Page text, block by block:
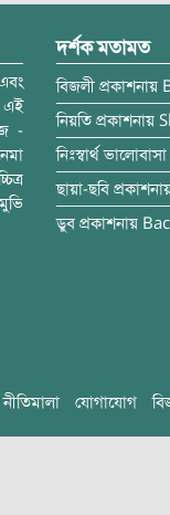
এই
-
দর্শক মতামত
বিজলী প্রকাশনায়
নিয়তি প্রকাশনায়
নিঃস্বার্থ ভালোবাসা
ছায়া-ছবি
ডুব প্রকাশনায়
যোগাযোগ